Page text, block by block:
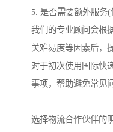
5. 是否需要额外服务
我们的专业顾问会根
关难易度等因素后，
对于初次使用国际快
事项，帮助避免常见
选择物流合作伙伴的